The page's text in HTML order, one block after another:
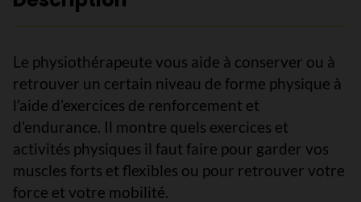
Le physiothérapeute vous aide à conserver ou à
retrouver un certain niveau de forme physique à
l’aide d’exercices de renforcement et
d’endurance. Il montre quels exercices et
activités physiques il faut faire pour garder vos
muscles forts et flexibles ou pour retrouver votre
force et votre mobilité.